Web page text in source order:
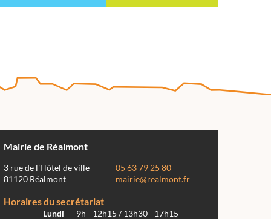
Mairie de Réalmont
3 rue de l'Hôtel de ville
81120 Réalmont
05 63 79 25 80
mairie@realmont.fr
Horaires du secrétariat
Lundi
9h - 12h15 / 13h30 - 17h15